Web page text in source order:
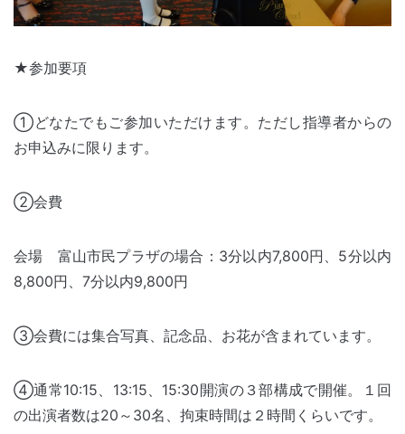
★参加要項
①どなたでもご参加いただけます。ただし指導者からの
お申込みに限ります。
②会費
会場 富山市民プラザの場合：3分以内7,800円、5分以内
8,800円、7分以内9,800円
③会費には集合写真、記念品、お花が含まれています。
④通常10:15、13:15、15:30開演の３部構成で開催。１回
の出演者数は20～30名、拘束時間は２時間くらいです。